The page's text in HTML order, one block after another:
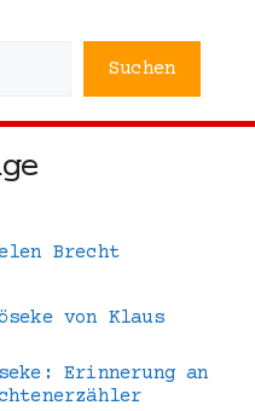
Suchen
Brecht
von Klaus
Erinnerung an